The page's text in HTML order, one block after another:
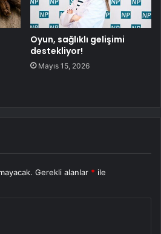
Oyun, sağlıklı gelişimi
destekliyor!
Mayıs 15, 2026
Gerekli alanlar * ile